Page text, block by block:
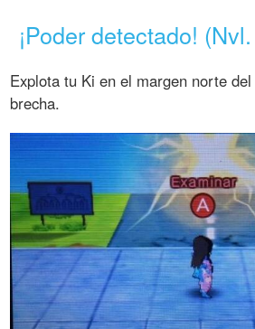
¡Poder detectado!
Explota tu Ki en el margen norte
brecha.